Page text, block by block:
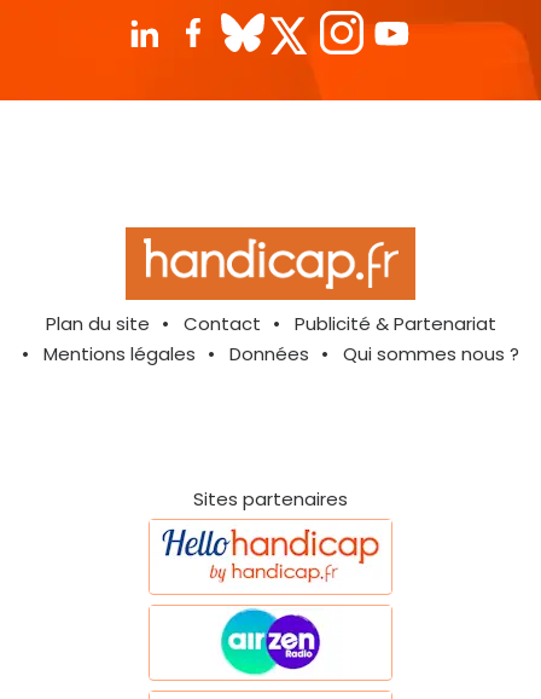
Plan du site Contact
Publicité & Partenariat
Mentions légales
Données Qui sommes nous ?
Sites partenaires